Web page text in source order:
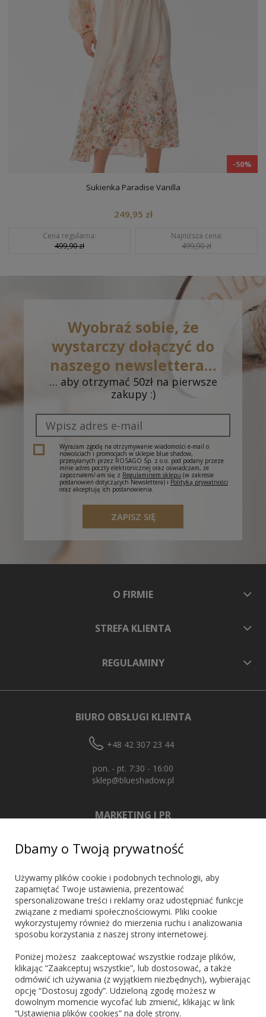
-50%
Sukienka Paradise Vanilla
249,95 zł
Cena regularna:
499,90 zł
Najniższa cena:
499,90 zł
Wyobraź sobie, że
wystarczy dołączyć do
naszego newslettera…
… aby otrzymać 50zł na pierwsze
zakupy :)
Wyrażam zgodę na otrzymywanie wiadomości e-mail o
nowościach i promocjach w sklepie blue shadow,
przesyłanych przez ROSAGO Sp. z o.o. pod podany przeze
mnie adres poczty elektronicznej oraz oświadczam, że
zapoznałem/-am się z Regulaminem sklepu (w zakresie
postanowień dotyczących Newslettera) i Polityką prywatności
oraz akceptuję ich postanowienia.
ZAPISZ SIĘ
O FIRMIE
STREFA KLIENTA
REGULAMINY
BIURO OBSŁUGI KLIENTA
+48 42 307 23 44
pon. - pt. 7:30 - 16:00
sklep@blueshadow.pl
MARKETING I PR
+48 603 721 635
ZNAJDŹ NAS
PŁATNOŚCI
Blik PayPo Visa
Dbamy o Twoją prywatność
Używamy plików cookie i podobnych technologii, aby
zapamiętać Twoje ustawienia, prezentować
spersonalizowane treści i reklamy oraz udostępniać funkcje
związane z mediami społecznościowymi. Pliki cookie
wykorzystujemy również do mierzenia ruchu i analizowania
sposobu korzystania z naszej strony internetowej.
Poniżej możesz zaakceptować wszystkie rodzaje plików,
klikając “Zaakceptuj wszystkie”, lub dostosować, a także
odmówić ich używania (z wyjątkiem niezbędnych), wybierając
opcję “Dostosuj zgody”. Udzieloną zgodę możesz w
dowolnym momencie wycofać lub zmienić, klikając w link
“Ustawienia plików cookies” na dole strony.